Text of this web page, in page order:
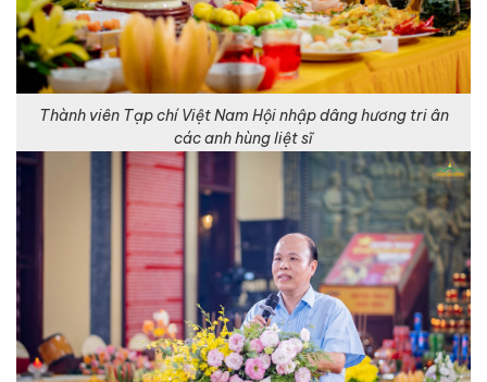
Thành viên Tạp chí Việt Nam Hội nhập dâng hương tri ân
các anh hùng liệt sĩ